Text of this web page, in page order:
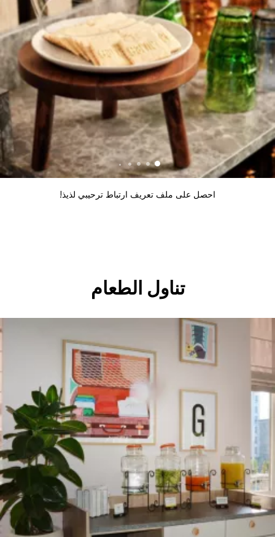
احصل على ملف تعريف ارتباط ترحيبي لذيذ!
تناول الطعام